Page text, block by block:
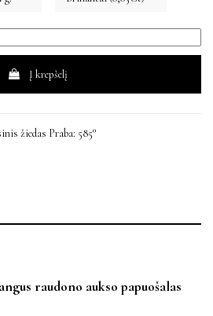
Į krepšelį
žiedas Praba: 585°
raudono aukso papuošalas